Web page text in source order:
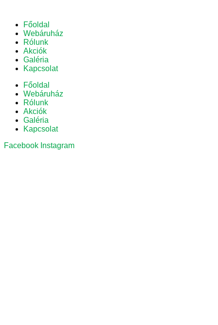
Főoldal
Webáruház
Rólunk
Akciók
Galéria
Kapcsolat
Főoldal
Webáruház
Rólunk
Akciók
Galéria
Kapcsolat
Facebook Instagram